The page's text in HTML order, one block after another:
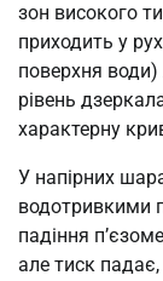
зон високого
приходить у
поверхня
рівень
характерну
У напірних
водотривкими
падіння
але тиск